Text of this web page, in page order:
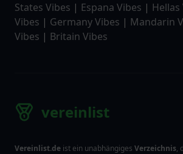
States Vibes | Espana Vibes | Hellas
Vibes | Germany Vibes | Mandarin
Vibes | Britain Vibes
vereinlist
Vereinlist.de ist ein unabhängiges Verzeichnis,